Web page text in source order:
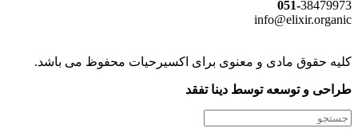
051-38479973
info@elixir.organic
کلیه حقوق مادی و معنوی برای اکسیرحیات محفوظ می باشد.
طراحی و توسعه توسط دینا تفقد